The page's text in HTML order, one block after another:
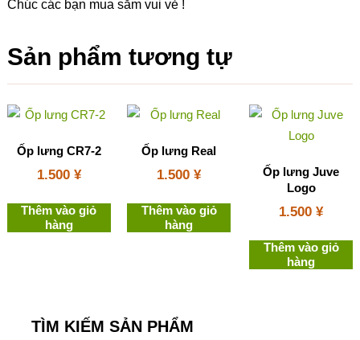
Chúc các bạn mua sắm vui vẻ !
Sản phẩm tương tự
Ốp lưng CR7-2
1.500 ¥
Thêm vào giỏ
hàng
Ốp lưng Juve
Logo
1.500¥
Thêm vào giỏ
hàng
Ốp lưng Real
1.500¥
Thêm vào giỏ
hàng
TÌM KIẾM SẢN PHẨM